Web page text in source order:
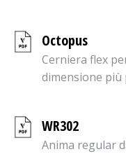
Octopus
Cerniera flex
dimensione più
WR302
Anima regular